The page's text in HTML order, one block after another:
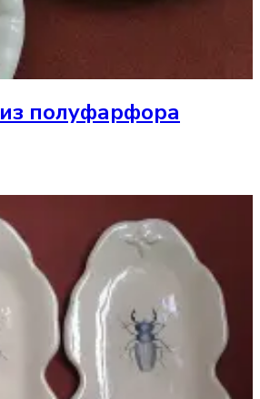
из полуфарфора